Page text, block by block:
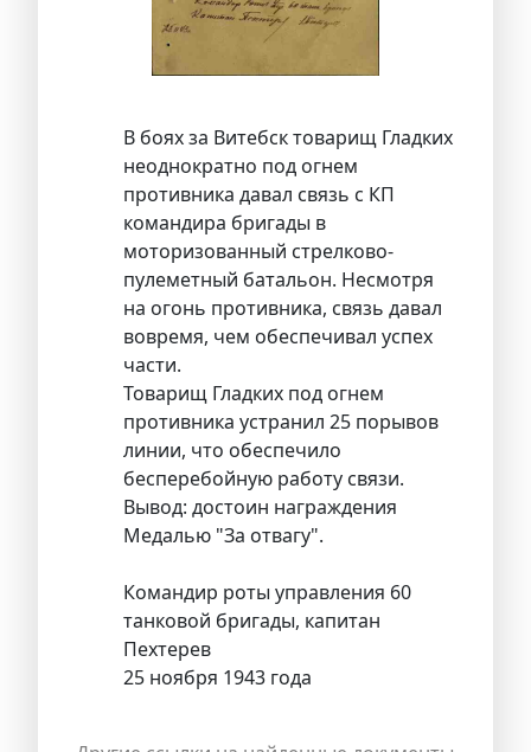
В боях за Витебск товарищ Гладких
неоднократно под огнем
противника давал связь с КП
командира бригады в
моторизованный стрелково-
пулеметный батальон. Несмотря
на огонь противника, связь давал
вовремя, чем обеспечивал успех
части.
Товарищ Гладких под огнем
противника устранил 25 порывов
линии, что обеспечило
бесперебойную работу связи.
Вывод: достоин награждения
Медалью "За отвагу".
Командир роты управления 60
танковой бригады, капитан
Пехтерев
25 ноября 1943 года